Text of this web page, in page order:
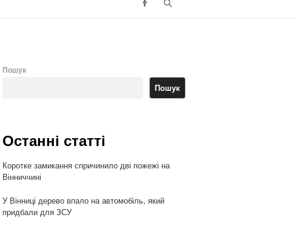
Пошук
Пошук
Останні статті
Коротке замикання спричинило дві пожежі на
Вінниччині
У Вінниці дерево впало на автомобіль, який
придбали для ЗСУ